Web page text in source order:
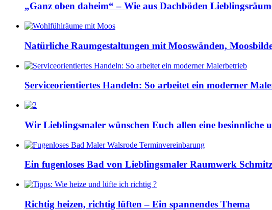
„Ganz oben daheim“ – Wie aus Dachböden
Natürliche Raumgestaltungen mit Mooswänden,
Serviceorientiertes Handeln: So arbeitet ein moderner
Wir Lieblingsmaler wünschen Euch allen eine besinnliche
Ein fugenloses Bad von Lieblingsmaler Raumwerk
Richtig heizen, richtig lüften – Ein spannendes Thema